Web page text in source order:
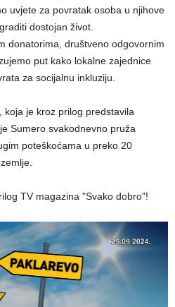
uvjete za povratak osoba u njihove
dostojan život.
donatorima, društveno odgovornim
put kako lokalne zajednice
za socijalnu inkluziju.
je kroz prilog predstavila
Sumero svakodnevno pruža
poteškoćama u preko 20
TV magazina ”Svako dobro”!